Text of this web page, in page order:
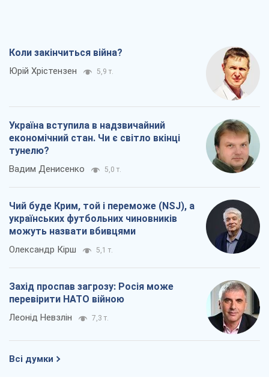
Коли закінчиться війна?
Юрій Хрістензен 5,9 т.
Україна вступила в надзвичайний
економічний стан. Чи є світло вкінці
тунелю?
Вадим Денисенко 5,0 т.
Чий буде Крим, той і переможе (NSJ), а
українських футбольних чиновників
можуть назвати вбивцями
Олександр Кірш 5,1 т.
Захід проспав загрозу: Росія може
перевірити НАТО війною
Леонід Невзлін 7,3 т.
Всі думки